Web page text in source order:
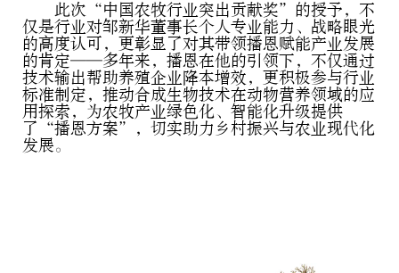
此次“中国农牧行业突出贡献奖”的授予，不
仅是行业对邹新华董事长个人专业能力、战略眼光
的高度认可，更彰显了对其带领播恩赋能产业发展
的肯定——多年来，播恩在他的引领下，不仅通过
技术输出帮助养殖企业降本增效，更积极参与行业
标准制定，推动合成生物技术在动物营养领域的应
用探索，为农牧产业绿色化、智能化升级提供
了“播恩方案”，切实助力乡村振兴与农业现代化
发展。